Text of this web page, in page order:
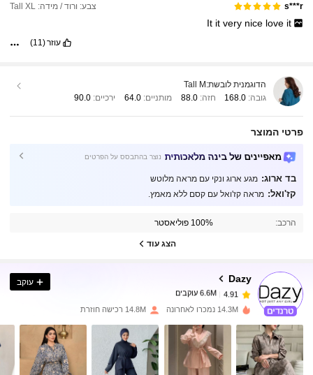
s***r צבע: ורוד / מידה: Tall XL
It itvery nice love it
עוזר(11)
הדוגמנית לובשת: Tall M
גובה: 168.0 חזה:88.0 מותניים: 64.0 ירכיים: 90.0
פרטי המוצר
מאפיינים של בינה מלאכותית נוצר בהתבסס על הפרטים
בד ארוג: מגע ארוג ונקי עם מראה מלוטש
קז'ואל: מראה קז'ואל עם קסם ללא מאמץ.
הרכב: 100% פוליאסטר
הצג עוד
Dazy
4.91 6.6M עוקבים
4.91
k***7
שילםלפני יום אחד
4.91 6.6M עוקבים
4.91 6.6M עוקבים
עוקב
14.3M נמכרו לאחרונה 14.8M רכישה חוזרת